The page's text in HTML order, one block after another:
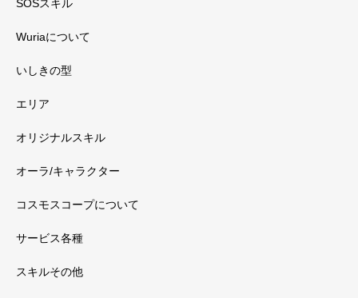
SOSスキル
Wuriaについて
いしきの型
エリア
オリジナルスキル
オーラ/キャラクター
コスモスコープについて
サービス各種
スキルその他